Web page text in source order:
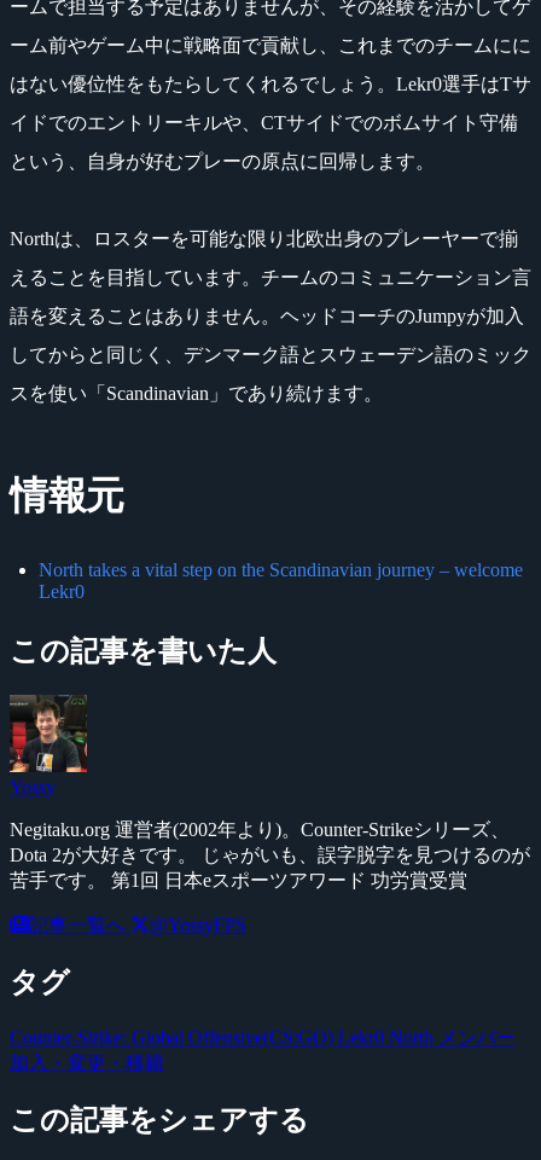
ームで担当する予定はありませんが、その経験を活かしてゲ
ーム前やゲーム中に戦略面で貢献し、これまでのチームにに
はない優位性をもたらしてくれるでしょう。Lekr0選手はTサ
イドでのエントリーキルや、CTサイドでのボムサイト守備
という、自身が好むプレーの原点に回帰します。
Northは、ロスターを可能な限り北欧出身のプレーヤーで揃
えることを目指しています。チームのコミュニケーション言
語を変えることはありません。ヘッドコーチのJumpyが加入
してからと同じく、デンマーク語とスウェーデン語のミック
スを使い「Scandinavian」であり続けます。
情報元
North takes a vital step on the Scandinavian journey – welcome
Lekr0
この記事を書いた人
Yossy
Negitaku.org 運営者(2002年より)。Counter-Strikeシリーズ、
Dota 2が大好きです。 じゃがいも、誤字脱字を見つけるのが
苦手です。 第1回 日本eスポーツアワード 功労賞受賞
記事一覧へ @YossyFPS
タグ
Counter-Strike: Global Offensive(CS:GO) Lekr0 North メンバー
加入・変更・移籍
この記事をシェアする